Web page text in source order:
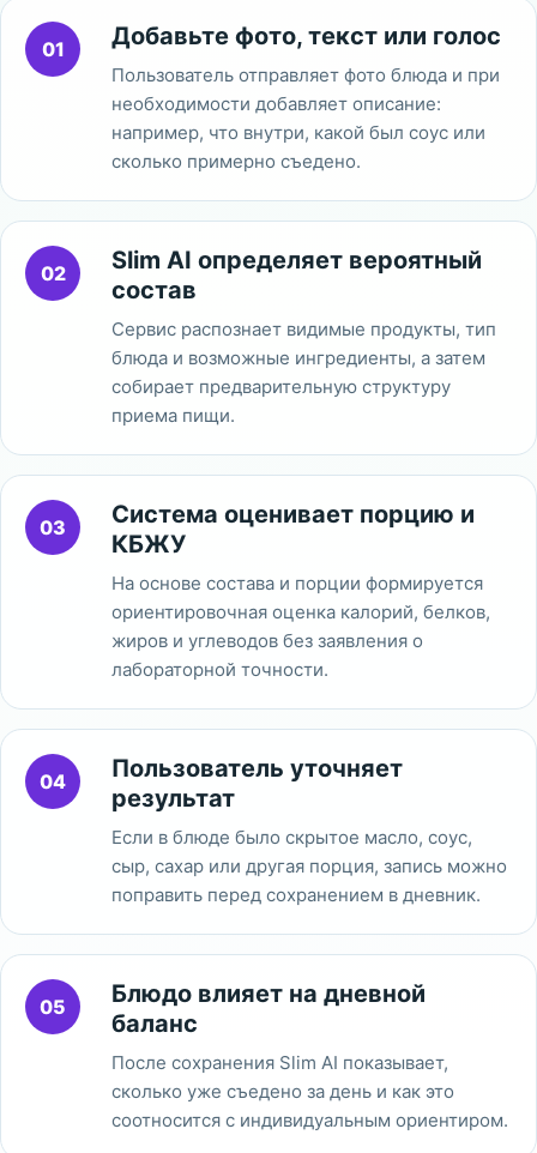
01 Добавьте фото, текст или голос
Пользователь отправляет фото блюда и при
необходимости добавляет описание:
например, что внутри, какой был соус или
сколько примерно съедено.
02
Slim AI определяет вероятный
состав
Сервис распознает видимые продукты, тип
блюда и возможные ингредиенты, а затем
собирает предварительную структуру
приема пищи.
03
Система оценивает порцию и
КБЖУ
На основе состава и порции формируется
ориентировочная оценка калорий, белков,
жиров и углеводов без заявления о
лабораторной точности.
04
Пользователь уточняет
результат
Если в блюде было скрытое масло, соус,
сыр, сахар или другая порция, запись можно
поправить перед сохранением в дневник.
05
Блюдо влияет на дневной
баланс
После сохранения Slim AI показывает,
сколько уже съедено за день и как это
соотносится с индивидуальным ориентиром.